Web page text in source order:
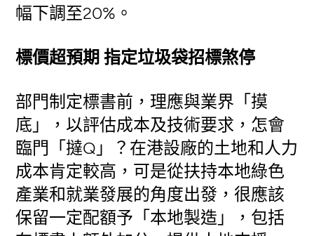
幅下調至20%。
標價超預期 指定垃圾袋招標煞停
部門制定標書前，理應與業界「摸
底」，以評估成本及技術要求，怎會
臨門「撻Q」？在港設廠的土地和人力
成本肯定較高，可是從扶持本地綠色
產業和就業發展的角度出發，很應該
保留一定配額予「本地製造」，包括